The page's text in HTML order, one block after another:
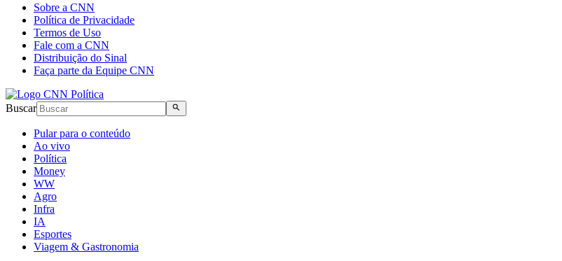
Sobre a CNN
Política de Privacidade
Termos de Uso
Fale com a CNN
Distribuição do Sinal
Faça parte da Equipe CNN
Buscar
Pular para o conteúdo
Ao vivo
Política
Money
WW
Agro
Infra
IA
Esportes
Viagem & Gastronomia